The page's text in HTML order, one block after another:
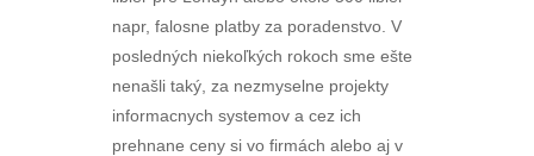
napr, falosne platby za poradenstvo. V
posledných niekoľkých rokoch sme ešte
nenašli taký, za nezmyselne projekty
informacnych systemov a cez ich
prehnane ceny si vo firmách alebo aj v